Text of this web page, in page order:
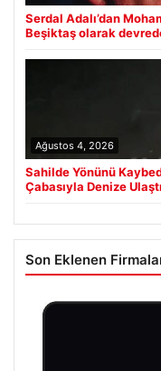
Serdal Adalı’dan
Beşiktaş olarak
Ağustos 4, 2026
Sahilde Yönünü
Çabasıyla Denize Ulaştı
Son Eklenen